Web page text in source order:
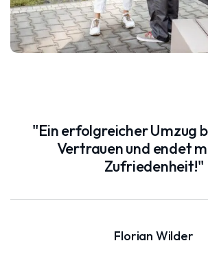
"Ein erfolgreicher Umzug
Vertrauen und endet
Zufriedenheit!"
Florian Wilder